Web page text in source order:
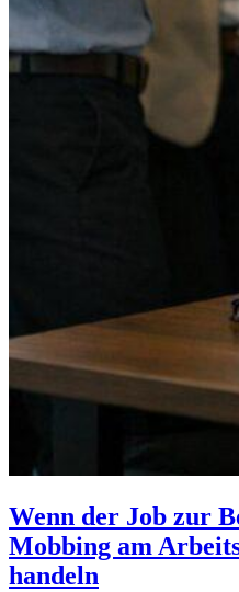
Wenn der Job zur
Mobbing am
handeln